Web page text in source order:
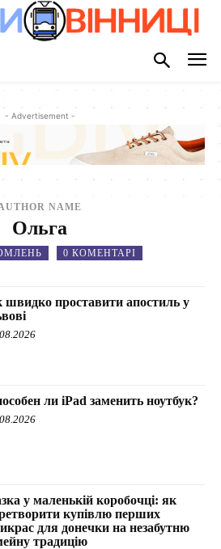
- Advertisement -
NAME
Ольга
0 КОМЕНТАРІ
швидко проставити апостиль у
ли iPad заменить ноутбук?
у маленькій коробочці: як
купівлю перших
для донечки на незабутню
традицію